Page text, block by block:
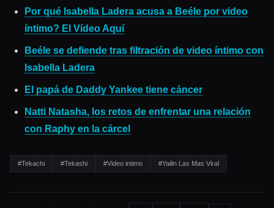
Por qué Isabella Ladera acusa a Beéle por video
íntimo? El Vídeo Aquí
Beéle se defiende tras filtración de video íntimo con
Isabella Ladera
El papá de Daddy Yankee tiene cáncer
Natti Natasha, los retos de enfrentar una relación
con Raphy en la cárcel
#Tekachi #Tekashi #Video intimo #Yailin Las Mas Viral